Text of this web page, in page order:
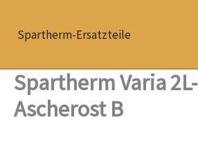
InhaltSpartherm-Ersatzteile
Spartherm Varia
Ascherost B